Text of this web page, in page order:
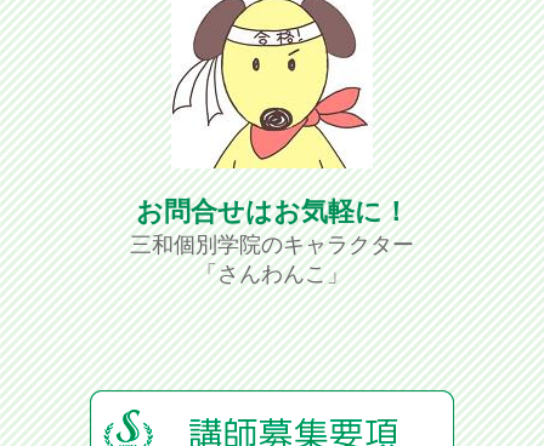
お問合せはお気軽に！
三和個別学院のキャラクター
「さんわんこ」